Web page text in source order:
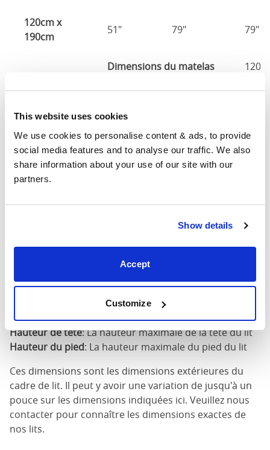
This website uses cookies
We use cookies to personalise content & ads, to provide
social media features and to analyse our traffic. We also
share information about your use of our site with our
partners.
Show details
Accept
Customize
120cm x
190cm
51" 79" 79"
Dimensions du matelas
190cm
140cm X
200cm
59" 83" 79"
160cm X
pour ce lit
: La largeur extérieure du lit
Longueur: La longueur extérieure du lit
Hauteur de tête: La hauteur maximale de la tête du lit
Hauteur du pied: La hauteur maximale du pied du lit
Ces dimensions sont les dimensions extérieures du
cadre de lit. Il peut y avoir une variation de jusqu'à un
pouce sur les dimensions indiquées ici. Veuillez nous
contacter pour connaître les dimensions exactes de
nos lits.